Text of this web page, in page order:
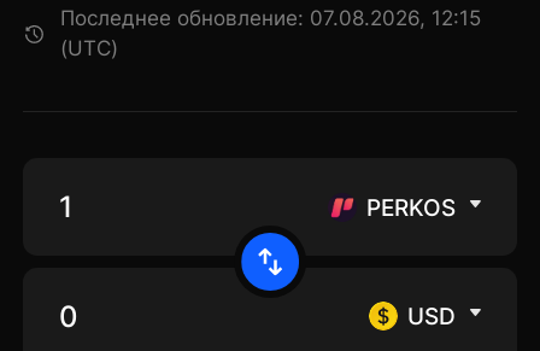
Последнее обновление: 07.08.2026, 12:15
(UTC)
PERKOS
USD